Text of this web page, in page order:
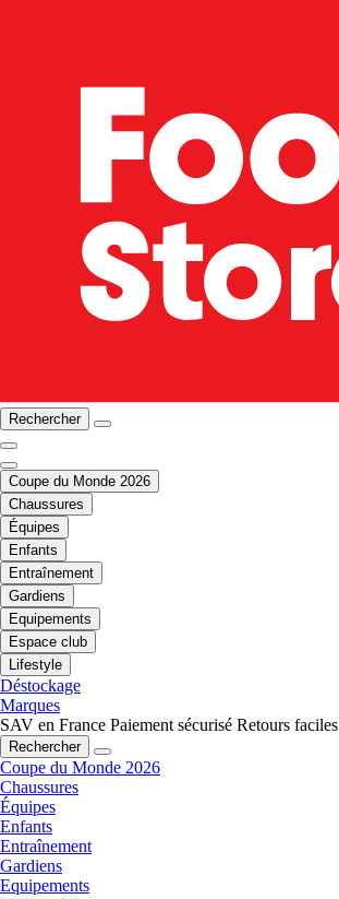
Rechercher
Coupe du Monde 2026
Chaussures
Équipes
Enfants
Entraînement
Gardiens
Equipements
Espace club
Lifestyle
Déstockage
Marques
SAV en France Paiement sécurisé Retours faciles
Rechercher
Coupe du Monde 2026
Chaussures
Équipes
Enfants
Entraînement
Gardiens
Equipements